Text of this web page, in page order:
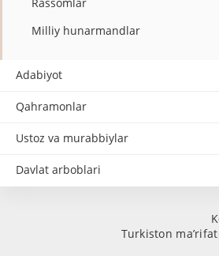
Milliy hunarmandlar
Adabiyot
Qahramonlar
Ustoz va murabbiylar
Davlat arboblari
Turkiston